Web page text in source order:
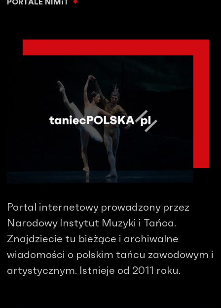
PORTALE NIMiT
Portal internetowy prowadzony przez
Narodowy Instytut Muzyki i Tańca.
Znajdziecie tu bieżące i archiwalne
wiadomości o polskim tańcu zawodowym i
artystycznym. Istnieje od 2011 roku.